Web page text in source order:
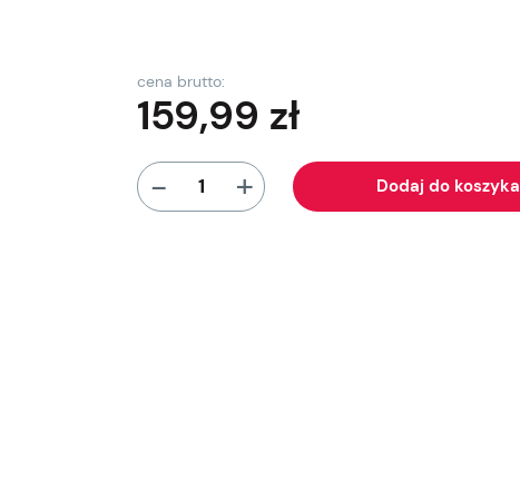
cena brutto:
159,99 zł
- + Dodaj do koszyka